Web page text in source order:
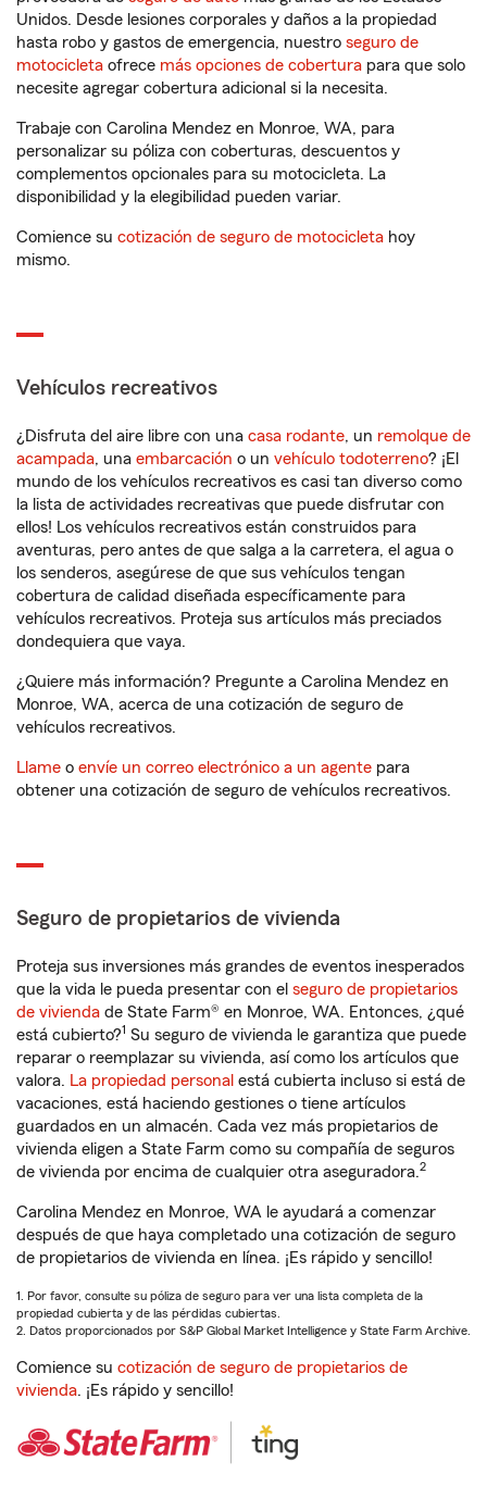
Unidos. Desde lesiones corporales y daños a la propiedad
hasta robo y gastos de emergencia, nuestro seguro de
motocicleta ofrece más opciones de cobertura para que solo
necesite agregar cobertura adicional si la necesita.
Trabaje con Carolina Mendez en Monroe, WA, para
personalizar su póliza con coberturas, descuentos y
complementos opcionales para su motocicleta. La
disponibilidad y la elegibilidad pueden variar.
Comience su cotización de seguro de motocicleta hoy
mismo.
Vehículos recreativos
¿Disfruta del aire libre con una casa rodante, un remolque de
acampada, una embarcación o un vehículo todoterreno? ¡El
mundo de los vehículos recreativos es casi tan diverso como
la lista de actividades recreativas que puede disfrutar con
ellos! Los vehículos recreativos están construidos para
aventuras, pero antes de que salga a la carretera, el agua o
los senderos, asegúrese de que sus vehículos tengan
cobertura de calidad diseñada específicamente para
vehículos recreativos. Proteja sus artículos más preciados
dondequiera que vaya.
¿Quiere más información? Pregunte a Carolina Mendez en
Monroe, WA, acerca de una cotización de seguro de
vehículos recreativos.
Llame o envíe un correo electrónico a un agente para
obtener una cotización de seguro de vehículos recreativos.
Seguro de propietarios de vivienda
Proteja sus inversiones más grandes de eventos inesperados
que la vida le pueda presentar con el seguro de propietarios
de vivienda de State Farm® en Monroe, WA. Entonces, ¿qué
está cubierto?1 Su seguro de vivienda le garantiza que puede
reparar o reemplazar su vivienda, así como los artículos que
valora. La propiedad personal está cubierta incluso si está de
vacaciones, está haciendo gestiones o tiene artículos
guardados en un almacén. Cada vez más propietarios de
vivienda eligen a State Farm como su compañía de seguros
de vivienda por encima de cualquier otra aseguradora.2
Carolina Mendez en Monroe, WA le ayudará a comenzar
después de que haya completado una cotización de seguro
de propietarios de vivienda en línea. ¡Es rápido y sencillo!
1. Por favor, consulte su póliza de seguro para ver una lista completa de la
propiedad cubierta y de las pérdidas cubiertas.
2. Datos proporcionados por S&P Global Market Intelligence y State Farm Archive.
Comience su cotización de seguro de propietarios de
vivienda. ¡Es rápido y sencillo!